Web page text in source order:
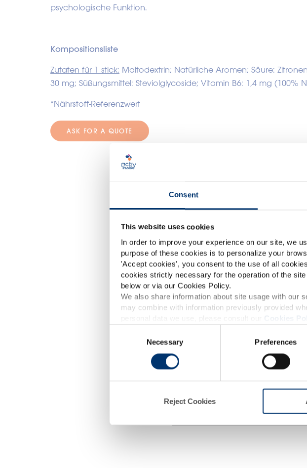
Consent
This website uses cookies
In order to improve your experience on our site, we
purpose of these cookies is to personalize your
'Accept cookies', you consent to the use of all
cookies strictly necessary for the operation of the
below or via our Cookies Policy.
We also share information about site usage with our
may combine with information previously provided
Cookies
Necessary Preferences
Reject Cookies
This website is
pharmaceutical and
accessible in several
product classification
provisions applicable
and Drug
diagnose, treat, cure
psychologische Funktion.
Kompositionsliste
Zutaten für 1 stick: Maltodextrin; Natürliche Aromen; Säure:
30 mg; Süßungsmittel: Steviolglycoside; Vitamin B6: 1,4 mg (100%
*Nährstoff-Referenzwert
ASK FOR A QUOTE
Other
Schlaf – gummies –
Geschmack: Rote Früchte